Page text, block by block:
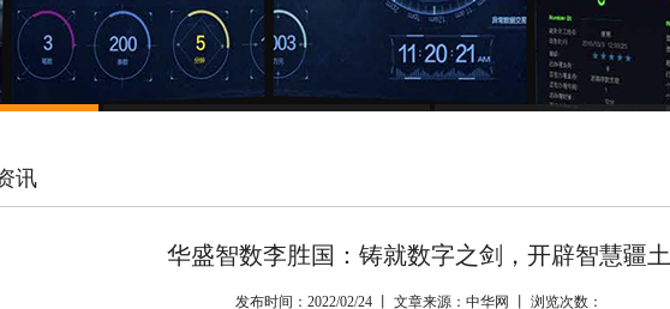
讯
华盛智数李胜国：铸就数字之剑，开辟智慧疆土
发布时间：2022/02/24 丨 文章来源：中华网 丨 浏览次数：